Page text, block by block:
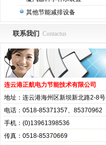
其他节能减排设备
联系我们 Contactus
连云港正航电力节能技术有限公司
地址：连云港海州区新坝新北路2-8号
电话：0518-85371357、85370962
手机：(0)13961398536
传真：0518-85370669